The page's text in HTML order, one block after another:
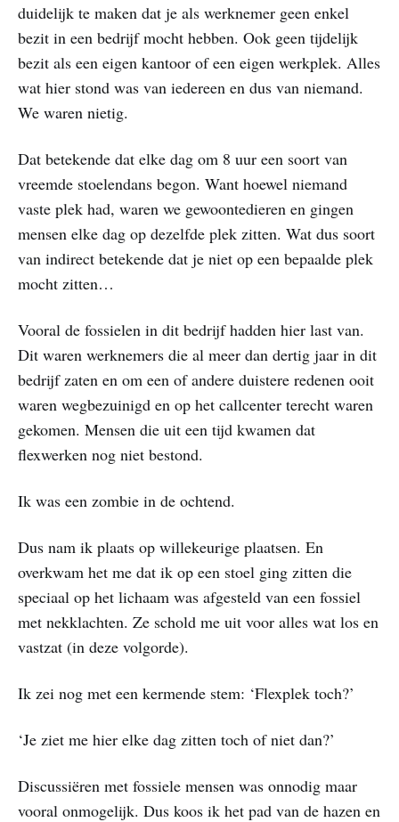
duidelijk te maken dat je als werknemer geen enkel
bezit in een bedrijf mocht hebben. Ook geen tijdelijk
bezit als een eigen kantoor of een eigen werkplek. Alles
wat hier stond was van iedereen en dus van niemand.
We waren nietig.
Dat betekende dat elke dag om 8 uur een soort van
vreemde stoelendans begon. Want hoewel niemand
vaste plek had, waren we gewoontedieren en gingen
mensen elke dag op dezelfde plek zitten. Wat dus soort
van indirect betekende dat je niet op een bepaalde plek
mocht zitten…
Vooral de fossielen in dit bedrijf hadden hier last van.
Dit waren werknemers die al meer dan dertig jaar in dit
bedrijf zaten en om een of andere duistere redenen ooit
waren wegbezuinigd en op het callcenter terecht waren
gekomen. Mensen die uit een tijd kwamen dat
flexwerken nog niet bestond.
Ik was een zombie in de ochtend.
Dus nam ik plaats op willekeurige plaatsen. En
overkwam het me dat ik op een stoel ging zitten die
speciaal op het lichaam was afgesteld van een fossiel
met nekklachten. Ze schold me uit voor alles wat los en
vastzat (in deze volgorde).
Ik zei nog met een kermende stem: ‘Flexplek toch?’
‘Je ziet me hier elke dag zitten toch of niet dan?’
Discussiëren met fossiele mensen was onnodig maar
vooral onmogelijk. Dus koos ik het pad van de hazen en